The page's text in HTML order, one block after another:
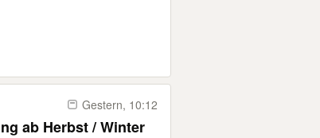
Gestern, 10:12
ab Herbst / Winter